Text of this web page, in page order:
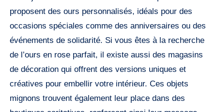
proposent des ours personnalisés, idéals pour des
occasions spéciales comme des anniversaires ou des
événements de solidarité. Si vous êtes à la recherche
de l’ours en rose parfait, il existe aussi des magasins
de décoration qui offrent des versions uniques et
créatives pour embellir votre intérieur. Ces objets
mignons trouvent également leur place dans des